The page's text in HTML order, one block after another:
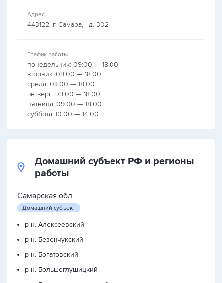
Адрес
443122, г. Самара, , д. 302
График работы
понедельник: 09:00 — 18:00
вторник: 09:00 — 18:00
среда: 09:00 — 18:00
четверг: 09:00 — 18:00
пятница: 09:00 — 18:00
суббота: 10:00 — 14:00
Домашний субъект РФ и регионы
работы
Самарская обл
Домашний субъект
р-н. Алексеевский
р-н. Безенчукский
р-н. Богатовский
р-н. Большеглушицкий